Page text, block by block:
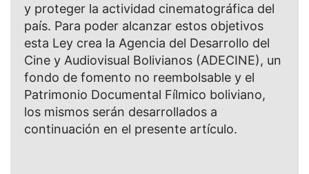
y proteger la actividad cinematográfica del
país. Para poder alcanzar estos objetivos
esta Ley crea la Agencia del Desarrollo del
Cine y Audiovisual Bolivianos (ADECINE), un
fondo de fomento no reembolsable y el
Patrimonio Documental Fílmico boliviano,
los mismos serán desarrollados a
continuación en el presente artículo.